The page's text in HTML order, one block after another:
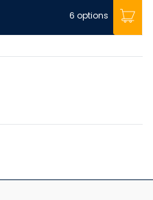
6 options